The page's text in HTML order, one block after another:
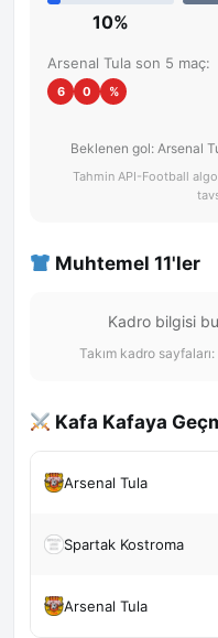
10%
Arsenal Tula son 5 maç:
6 0 %
Beklenen gol: Arsenal
Tahmin API-Football
Muhtemel 11'ler
Kadro bilgisi
Takım kadro sayfaları:
Kafa Kafaya
Arsenal Tula
Spartak Kostroma
Arsenal Tula